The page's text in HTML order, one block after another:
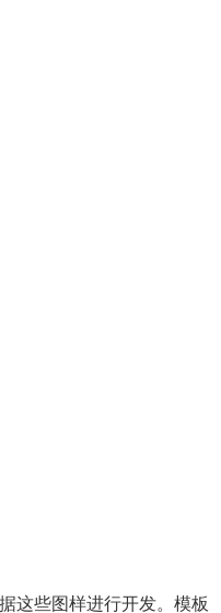
这些图样进行开发。模板